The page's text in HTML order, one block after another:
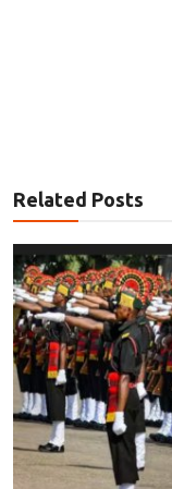
Related Posts